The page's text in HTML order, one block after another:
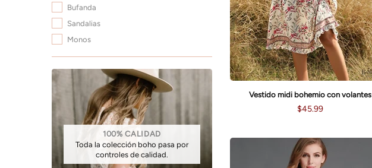
Bufanda
Sandalias
Monos
100% CALIDAD
Toda la colección boho pasa por
controles de calidad.
Vestido midi bohemio con volantes
$45.99